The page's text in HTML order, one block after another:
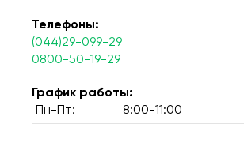
Телефоны:
(044)29-099-29
0800-50-19-29
График работы:
Пн-Пт:
8:00-11:00